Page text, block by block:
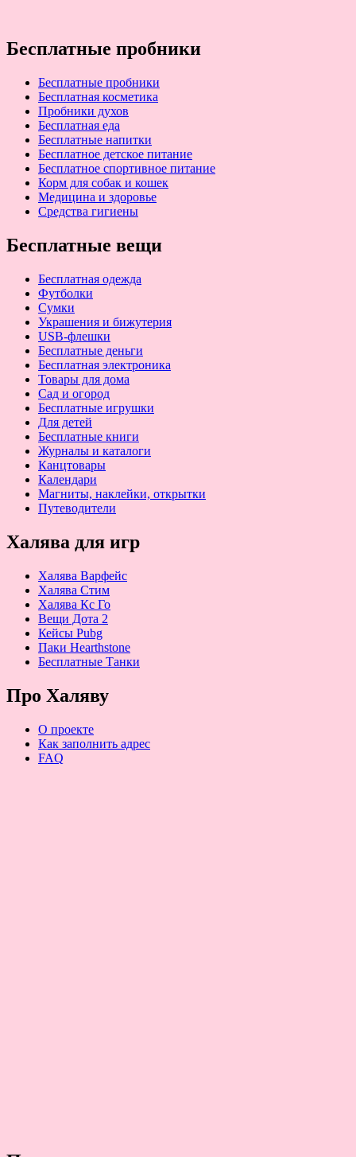
Бесплатные пробники
Бесплатные пробники
Бесплатная косметика
Пробники духов
Бесплатная еда
Бесплатные напитки
Бесплатное детское питание
Бесплатное спортивное питание
Корм для собак и кошек
Медицина и здоровье
Средства гигиены
Бесплатные вещи
Бесплатная одежда
Футболки
Сумки
Украшения и бижутерия
USB-флешки
Бесплатные деньги
Бесплатная электроника
Товары для дома
Сад и огород
Бесплатные игрушки
Для детей
Бесплатные книги
Журналы и каталоги
Канцтовары
Календари
Магниты, наклейки, открытки
Путеводители
Халява для игр
Халява Варфейс
Халява Стим
Халява Кс Го
Вещи Дота 2
Кейсы Pubg
Паки Hearthstone
Бесплатные Танки
Про Халяву
О проекте
Как заполнить адрес
FAQ